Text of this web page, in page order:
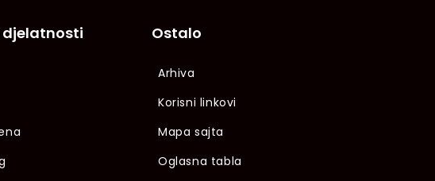
djelatnosti Ostalo
Arhiva
Korisni linkovi
Mapa sajta
Oglasna tabla